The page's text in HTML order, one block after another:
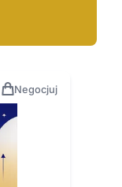
Negocjuj